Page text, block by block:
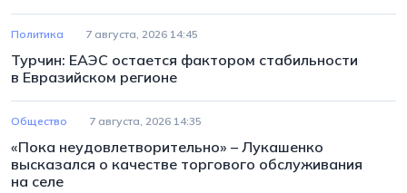
Политика 7 августа, 2026 14:45
Турчин: ЕАЭС остается фактором стабильности
в Евразийском регионе
Общество 7 августа, 2026 14:35
«Пока неудовлетворительно» – Лукашенко
высказался о качестве торгового обслуживания
на селе